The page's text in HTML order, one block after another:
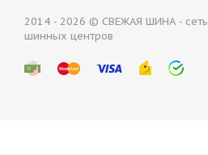
2014 - 2026 © СВЕЖАЯ ШИНА - сеть
шинных центров